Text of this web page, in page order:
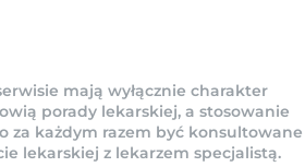
mają wyłącznie charakter
porady lekarskiej, a stosowanie
za każdym razem być konsultowane
lekarskiej z lekarzem specjalistą.